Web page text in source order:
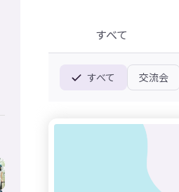
すべて
すべて 交流会